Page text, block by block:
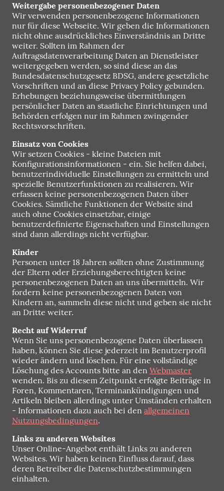
Weitergabe personenbezogener Daten
Wir verwenden personenbezogene Informationen
nur für diese Webseite. Wir geben die Informationen
nicht ohne ausdrückliches Einverständnis an Dritte
weiter. Sollten im Rahmen der
Auftragsdatenverarbeitung Daten an Dienstleister
weitergegeben werden, so sind diese an das
Bundesdatenschutzgesetz BDSG, andere gesetzliche
Vorschriften und an diese Privacy Policy gebunden.
Erhebungen beziehungsweise übermittlungen
persönlicher Daten an staatliche Einrichtungen und
Behörden erfolgen nur im Rahmen zwingender
Rechtsvorschriften.
Einsatz von Cookies
Wir setzen Cookies - kleine Dateien mit
Konfigurationsinformationen - ein. Sie helfen dabei,
benutzerindividuelle Einstellungen zu ermitteln und
spezielle Benutzerfunktionen zu realisieren. Wir
erfassen keine personenbezogenen Daten über
Cookies. Sämtliche Funktionen der Website sind
auch ohne Cookies einsetzbar, einige
benutzerdefinierte Eigenschaften und Einstellungen
sind dann allerdings nicht verfügbar.
Kinder
Personen unter 18 Jahren sollten ohne Zustimmung
der Eltern oder Erziehungsberechtigten keine
personenbezogenen Daten an uns übermitteln. Wir
fordern keine personenbezogenen Daten von
Kindern an, sammeln diese nicht und geben sie nicht
an Dritte weiter.
Recht auf Widerruf
Wenn Sie uns personenbezogene Daten überlassen
haben, können Sie diese jederzeit im Benutzerprofil
wieder ändern und löschen. Für eine vollständige
Löschung des Accounts bitte an den Webmaster
wenden. Bis zu diesem Zeitpunkt erfolgte Beiträge in
Foren, Kommentaren, Terminankündigungen und
Artikeln bleiben allerdings unter Umständen erhalten
- Informationen dazu auch bei den allgemeinen
Nutzungsbedingungen.
Links zu anderen Websites
Unser Online-Angebot enthält Links zu anderen
Websites. Wir haben keinen Einfluss darauf, dass
deren Betreiber die Datenschutzbestimmungen
einhalten.